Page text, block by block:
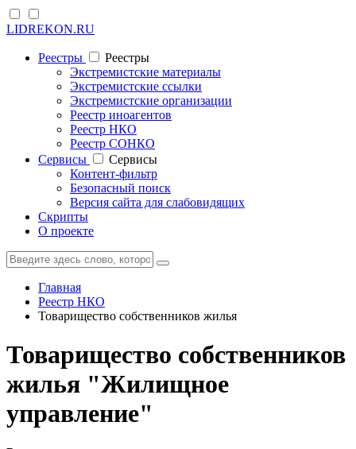
LIDREKON.RU
Реестры
Реестры
Экстремистские материалы
Экстремистские ссылки
Экстремистские организации
Реестр иноагентов
Реестр НКО
Реестр СОНКО
Cервисы
Cервисы
Контент-фильтр
Безопасный поиск
Версия сайта для слабовидящих
Скрипты
О проекте
Главная
Реестр НКО
Товарищество собственников жилья
Товарищество собственников
жилья "Жилищное
управление"